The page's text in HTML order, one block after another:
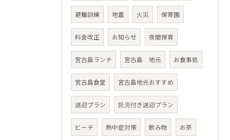
避難訓練 地震 火災 保育園
料金改正 お知らせ 夜間保育
宮古島ランチ 宮古島 地元 お食事処
宮古島食堂 宮古島地元おすすめ
送迎プラン 託児付き送迎プラン
ビーチ 熱中症対策 飲み物 お茶